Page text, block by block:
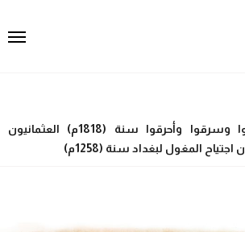
بعد أن هدموا وقتلوا وسرقوا وأحرقوا سنة (1818م) العثمانيون
المغول لبغداد سنة (1258م)